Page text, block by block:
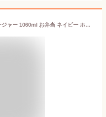
パール金属 保温 どんぶり ランチジャー 1060ml お弁当 ネイビー ホームレーベル HB-4743